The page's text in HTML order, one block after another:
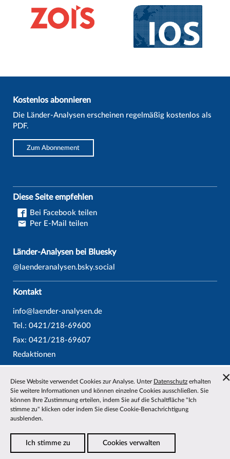
Kostenlos abonnieren
Die Länder-Analysen erscheinen regelmäßig kostenlos als
PDF.
Zum Abonnement
Diese Seite empfehlen
Bei Facebook teilen
Per E-Mail teilen
Länder-Analysen bei Bluesky
@laenderanalysen.bsky.social
Kontakt
info@laender-analysen.de
Tel.: 0421/218-69600
Fax: 0421/218-69607
Redaktionen
Über die Länder-Analysen
Datenschutz—Impressum —Barrierefreiheit
Diese Website verwendet Cookies zur Analyse. Unter Datenschutz erhalten
Sie weitere Informationen und können einzelne Cookies ausschließen. Sie
können Ihre Zustimmung erteilen, indem Sie auf die Schaltfläche "Ich
stimme zu" klicken oder indem Sie diese Cookie-Benachrichtigung
ausblenden.
Ich stimme zu Cookies verwalten